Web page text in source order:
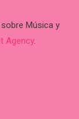
Música y
Agency.